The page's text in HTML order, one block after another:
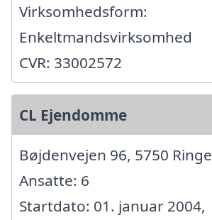
Virksomhedsform:
Enkeltmandsvirksomhed
CVR: 33002572
CL Ejendomme
Bøjdenvejen 96, 5750 Ringe
Ansatte: 6
Startdato: 01. januar 2004,